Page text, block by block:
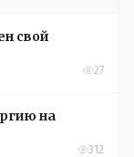
свой
27
на
312